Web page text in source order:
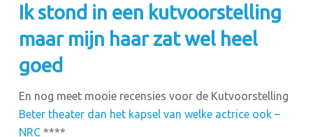
Ik stond in een kutvoorstelling
maar mijn haar zat wel heel
goed
En nog meet mooie recensies voor de Kutvoorstelling
Beter theater dan het kapsel van welke actrice ook –
NRC****